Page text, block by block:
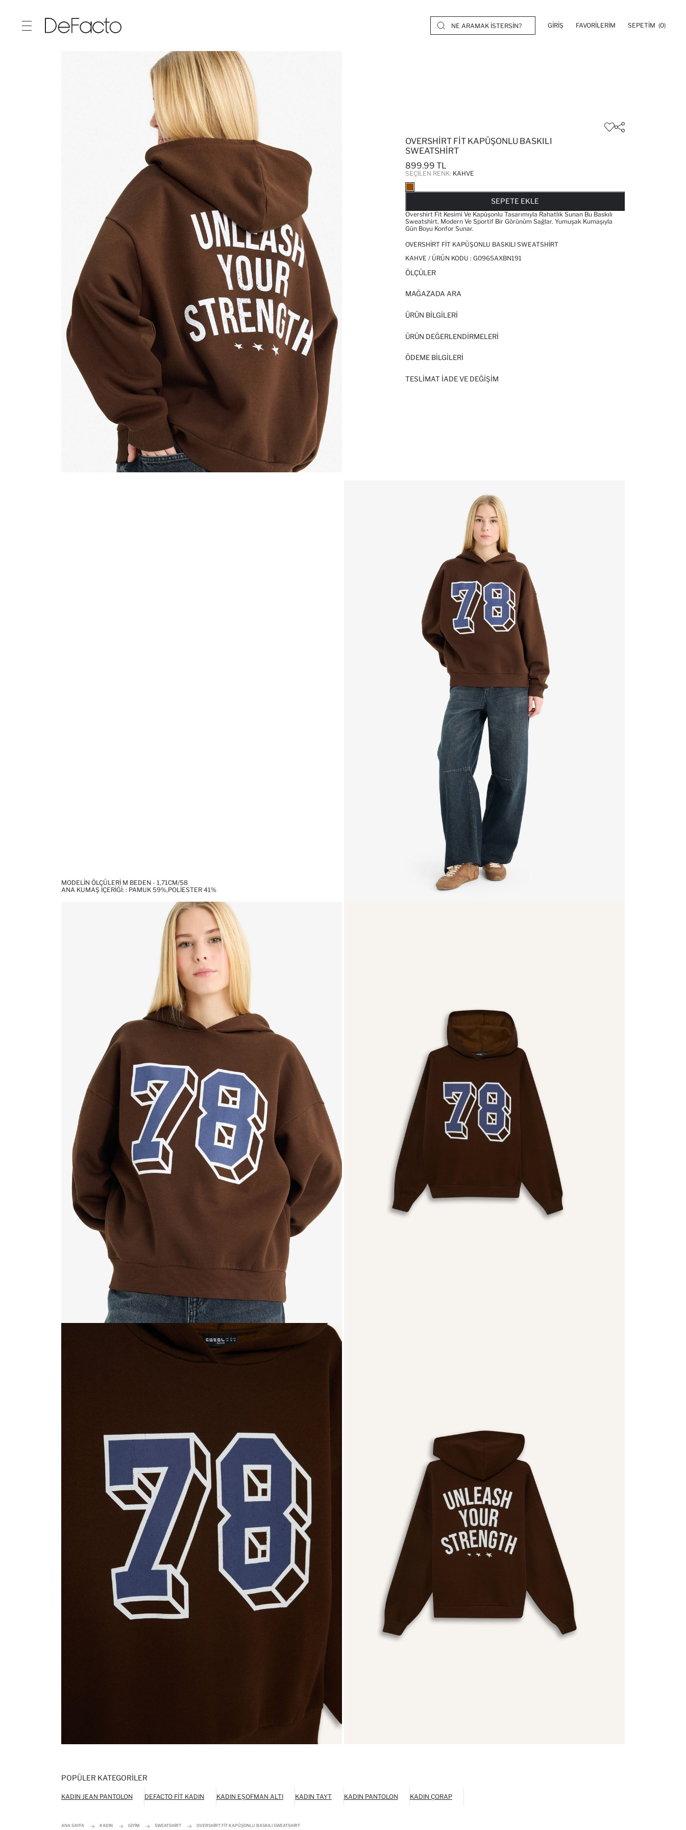
GIRIŞ FAVORILERIM SEPETIM (0)
OVERSHIRT FIT KAPÜŞONLU BASKILI
SWEATSHIRT
899.99 TL
SEÇILEN RENK: KAHVE
SEPETE EKLE
Overshirt Fit Kesimi Ve Kapüşonlu Tasarımıyla Rahatlık Sunan Bu Baskılı
Sweatshirt, Modern Ve Sportif Bir Görünüm Sağlar. Yumuşak Kumaşıyla
Gün Boyu Konfor Sunar.
OVERSHIRT FIT KAPÜŞONLU BASKILI SWEATSHIRT
KAHVE / ÜRÜN KODU : G0965AXBN191
ÖLÇÜLER
MAĞAZADA ARA
ÜRÜN BILGILERI
ÜRÜN DEĞERLENDİRMELERİ
ÖDEME BİLGİLERİ
TESLIMAT İADE VE DEĞIŞIM
MODELIN ÖLÇÜLERI M BEDEN - 1,71CM/58
ANA KUMAŞ İÇERIĞI: : PAMUK 59%,POLIESTER 41%
POPÜLER KATEGORILER
KADIN JEAN PANTOLON DEFACTO FIT KADIN KADIN EŞOFMAN ALTI KADIN TAYT KADIN PANTOLON KADIN ÇORAP
ANA SAYFA KADIN GIYIM SWEATSHIRT OVERSHIRT FIT KAPÜŞONLU BASKILI SWEATSHIRT